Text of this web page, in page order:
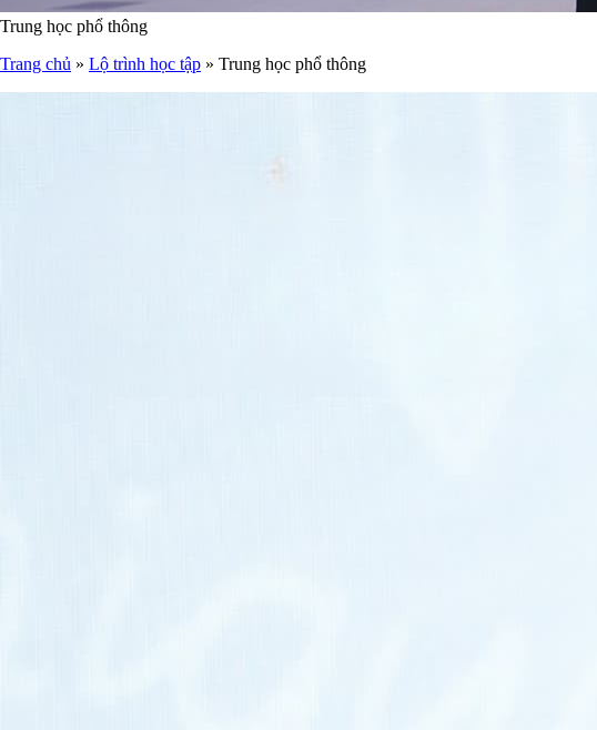
Trung học phổ thông
Trang chủ » Lộ trình học tập » Trung học phổ thông